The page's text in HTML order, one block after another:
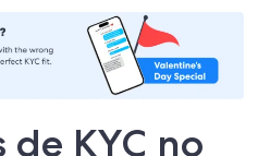
de KYC no